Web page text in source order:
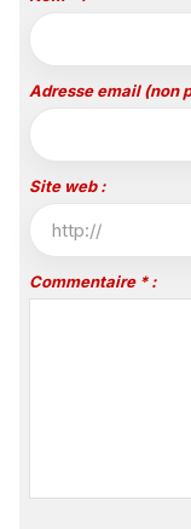
Adresse email (non
Site web :
Commentaire * :